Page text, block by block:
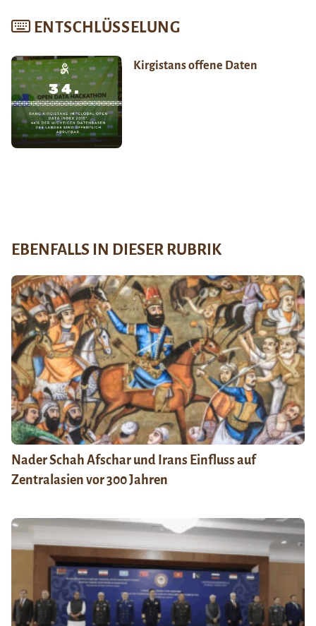
ENTSCHLÜSSELUNG
Kirgistans offene Daten
EBENFALLS IN DIESER RUBRIK
Nader Schah Afschar und Irans Einfluss auf
Zentralasien vor 300 Jahren